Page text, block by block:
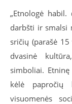
„Etnologė
darbšti ir smalsi
sričių (parašė
dvasinė
simboliai.
kėlė papročių
visuomenės